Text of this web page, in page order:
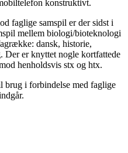
konstruktivt.
faglige samspil er der sidst i
mellem biologi/bioteknologi
dansk, historie,
Der er knyttet nogle kortfattede
henholdsvis stx og htx.
brug i forbindelse med faglige